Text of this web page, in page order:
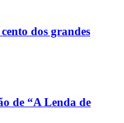
dos grandes
de “A Lenda de